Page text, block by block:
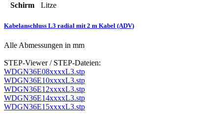
Schirm
Litze
Kabelanschluss L3 radial mit 2 m Kabel (ADV)
Alle Abmessungen in mm
STEP-Viewer / STEP-Dateien:
WDGN36E08xxxxL3.stp
WDGN36E10xxxxL3.stp
WDGN36E12xxxxL3.stp
WDGN36E14xxxxL3.stp
WDGN36E15xxxxL3.stp